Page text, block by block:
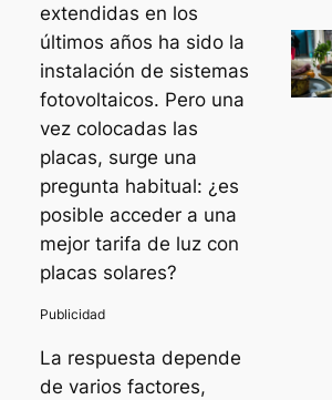
extendidas en los
últimos años ha sido la
instalación de sistemas
fotovoltaicos. Pero una
vez colocadas las
placas, surge una
pregunta habitual: ¿es
posible acceder a una
mejor tarifa de luz con
placas solares?
La respuesta depende
de varios factores,